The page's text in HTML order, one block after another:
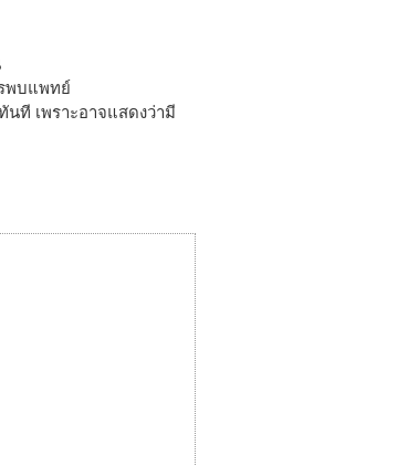
พบแพทย์
ที เพราะอาจแสดงว่ามี